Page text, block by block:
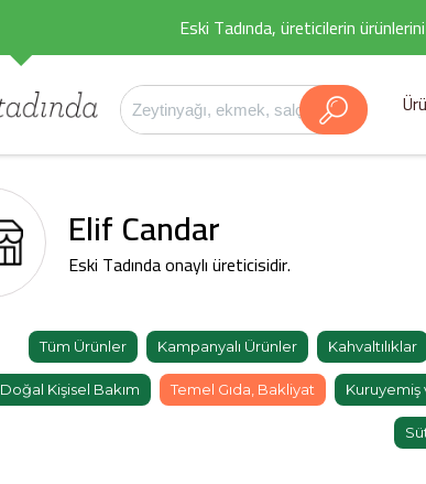
Eski Tadında, üreticilerin
Elif Candar
Eski Tadında onaylı üreticisidir.
Tüm Ürünler Kampanyalı Ürünler Kahvaltılıklar
Doğal Kişisel Bakım Temel Gıda, Bakliyat Kuruyemiş